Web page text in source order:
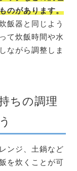
のがあります。
飯器と同じよう
て炊飯時間や水
ながら調整しま
ちの調理
ンジ、土鍋など
を炊くことが可